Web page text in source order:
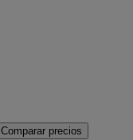
Comparar precios